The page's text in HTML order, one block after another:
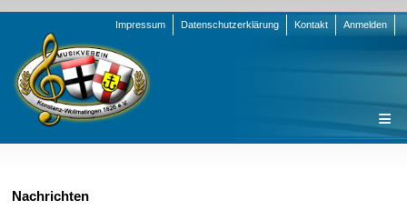
Navigation
Impressum Datenschutzerklärung Kontakt Anmelden
Verein
Nachrichten